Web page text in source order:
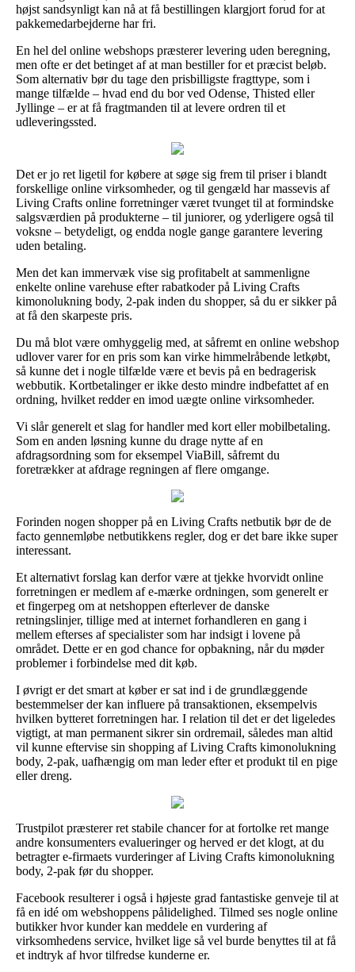
højst sandsynligt kan nå at få bestillingen klargjort forud for at
pakkemedarbejderne har fri.
En hel del online webshops præsterer levering uden beregning,
men ofte er det betinget af at man bestiller for et præcist beløb.
Som alternativ bør du tage den prisbilligste fragttype, som i
mange tilfælde – hvad end du bor ved Odense, Thisted eller
Jyllinge – er at få fragtmanden til at levere ordren til et
udleveringssted.
Det er jo ret ligetil for købere at søge sig frem til priser i blandt
forskellige online virksomheder, og til gengæld har massevis af
Living Crafts online forretninger været tvunget til at formindske
salgsværdien på produkterne – til juniorer, og yderligere også til
voksne – betydeligt, og endda nogle gange garantere levering
uden betaling.
Men det kan immervæk vise sig profitabelt at sammenligne
enkelte online varehuse efter rabatkoder på Living Crafts
kimonolukning body, 2-pak inden du shopper, så du er sikker på
at få den skarpeste pris.
Du må blot være omhyggelig med, at såfremt en online webshop
udlover varer for en pris som kan virke himmelråbende letkøbt,
så kunne det i nogle tilfælde være et bevis på en bedragerisk
webbutik. Kortbetalinger er ikke desto mindre indbefattet af en
ordning, hvilket redder en imod uægte online virksomheder.
Vi slår generelt et slag for handler med kort eller mobilbetaling.
Som en anden løsning kunne du drage nytte af en
afdragsordning som for eksempel ViaBill, såfremt du
foretrækker at afdrage regningen af flere omgange.
Forinden nogen shopper på en Living Crafts netbutik bør de de
facto gennemløbe netbutikkens regler, dog er det bare ikke super
interessant.
Et alternativt forslag kan derfor være at tjekke hvorvidt online
forretningen er medlem af e-mærke ordningen, som generelt er
et fingerpeg om at netshoppen efterlever de danske
retningslinjer, tillige med at internet forhandleren en gang i
mellem efterses af specialister som har indsigt i lovene på
området. Dette er en god chance for opbakning, når du møder
problemer i forbindelse med dit køb.
I øvrigt er det smart at køber er sat ind i de grundlæggende
bestemmelser der kan influere på transaktionen, eksempelvis
hvilken bytteret forretningen har. I relation til det er det ligeledes
vigtigt, at man permanent sikrer sin ordremail, således man altid
vil kunne eftervise sin shopping af Living Crafts kimonolukning
body, 2-pak, uafhængig om man leder efter et produkt til en pige
eller dreng.
Trustpilot præsterer ret stabile chancer for at fortolke ret mange
andre konsumenters evalueringer og herved er det klogt, at du
betragter e-firmaets vurderinger af Living Crafts kimonolukning
body, 2-pak før du shopper.
Facebook resulterer i også i højeste grad fantastiske genveje til at
få en idé om webshoppens pålidelighed. Tilmed ses nogle online
butikker hvor kunder kan meddele en vurdering af
virksomhedens service, hvilket lige så vel burde benyttes til at få
et indtryk af hvor tilfredse kunderne er.